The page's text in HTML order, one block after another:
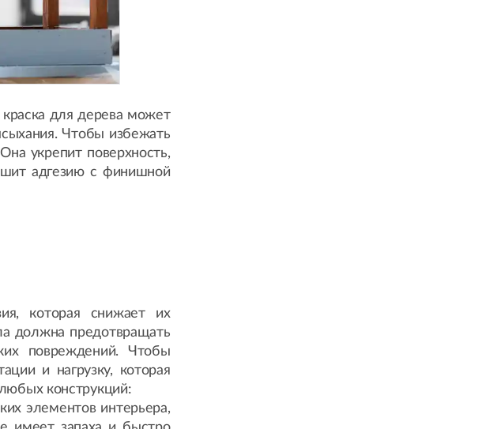
краска для дерева может
Чтобы избежать
укрепит поверхность,
адгезию с финишной
которая снижает их
должна предотвращать
повреждений. Чтобы
и нагрузку, которая
конструкций:
элементов интерьера,